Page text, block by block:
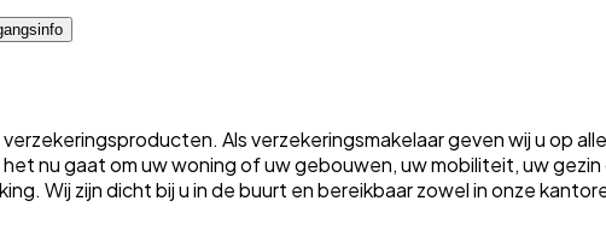
Als verzekeringsmakelaar geven wij u op
nu gaat om uw woning of uw gebouwen, uw mobiliteit, uw
Wij zijn dicht bij u in de buurt en bereikbaar zowel in onze